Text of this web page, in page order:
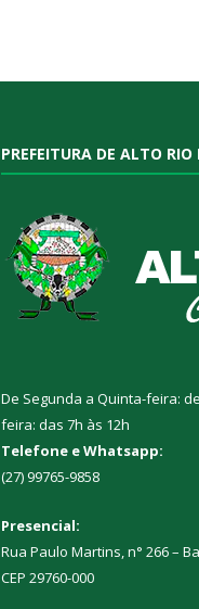
PREFEITURA DE ALTO RIO
De Segunda a Quinta-feira:
feira: das 7h às 12h
Telefone e Whatsapp:
(27) 99765-9858
Presencial:
Rua Paulo Martins, n° 266 –
CEP 29760-000